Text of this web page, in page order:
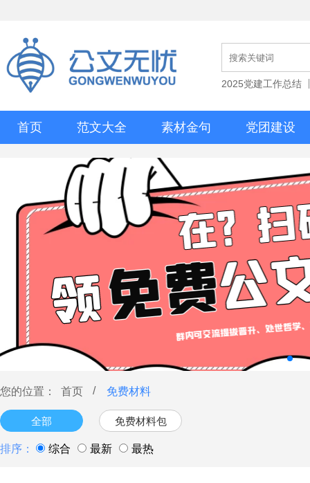
2025党建工作总结
首页 范文大全 素材金句 党团建设
您的位置： 首页 / 免费材料
全部 免费材料包
排序： 综合 最新 最热